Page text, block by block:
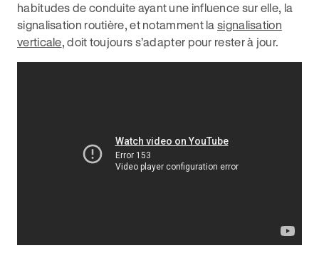
habitudes de conduite ayant une influence sur elle, la
signalisation routière, et notamment la signalisation
verticale, doit toujours s’adapter pour rester à jour.